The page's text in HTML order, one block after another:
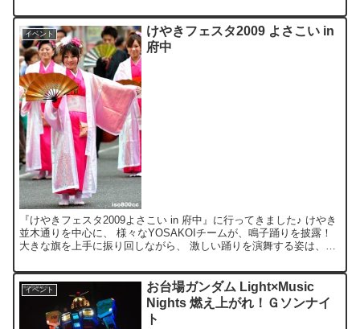
イベント
けやきフェスタ2009 よさこい in
府中
『けやきフェスタ2009よさこい in 府中』に行ってきました♪ けやき
並木通りを中心に、 様々なYOSAKOIチームが、鳴子踊りを披露！
大きな旗を上手に振り回しながら、 激しい踊りを演舞する姿は、と
イベント
お台場ガンダム Light×Music
Nights 燃え上がれ！Ｇソンナイ
ト